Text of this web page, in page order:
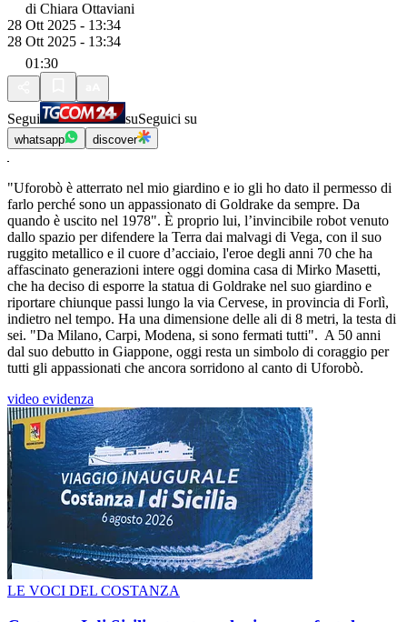
di Chiara Ottaviani
28 Ott 2025 - 13:34
28 Ott 2025 - 13:34
01:30
Segui suSeguici su
whatsapp discover
"Uforobò è atterrato nel mio giardino e io gli ho dato il permesso di
farlo perché sono un appassionato di Goldrake da sempre. Da
quando è uscito nel 1978". È proprio lui, l’invincibile robot venuto
dallo spazio per difendere la Terra dai malvagi di Vega, con il suo
ruggito metallico e il cuore d’acciaio, l'eroe degli anni 70 che ha
affascinato generazioni intere oggi domina casa di Mirko Masetti,
che ha deciso di esporre la statua di Goldrake nel suo giardino e
riportare chiunque passi lungo la via Cervese, in provincia di Forlì,
indietro nel tempo. Ha una dimensione delle ali di 8 metri, la testa di
sei. "Da Milano, Carpi, Modena, si sono fermati tutti". A 50 anni
dal suo debutto in Giappone, oggi resta un simbolo di coraggio per
tutti gli appassionati che ancora sorridono al canto di Uforobò.
video evidenza
LE VOCI DEL COSTANZA